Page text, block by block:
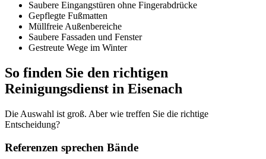
Saubere Eingangstüren ohne Fingerabdrücke
Gepflegte Fußmatten
Müllfreie Außenbereiche
Saubere Fassaden und Fenster
Gestreute Wege im Winter
So finden Sie den richtigen
Reinigungsdienst in Eisenach
Die Auswahl ist groß. Aber wie treffen Sie die richtige
Entscheidung?
Referenzen sprechen Bände